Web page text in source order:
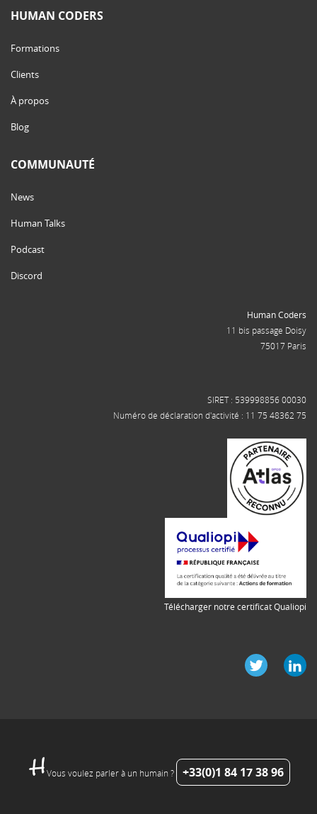
HUMAN CODERS
Formations
Clients
À propos
Blog
COMMUNAUTÉ
News
Human Talks
Podcast
Discord
Human Coders
11 bis passage Doisy
75017 Paris
SIRET : 539998856 00030
Numéro de déclaration d'activité : 11 75 48362 75
Télécharger notre certificat Qualiopi
Vous voulez parler à un humain ? +33(0)1 84 17 38 96